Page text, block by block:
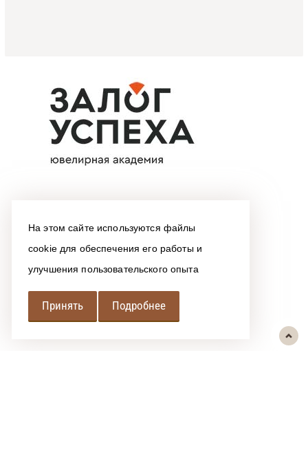
На этом сайте используются файлы
cookie для обеспечения его работы и
улучшения пользовательского опыта
Принять Подробнее